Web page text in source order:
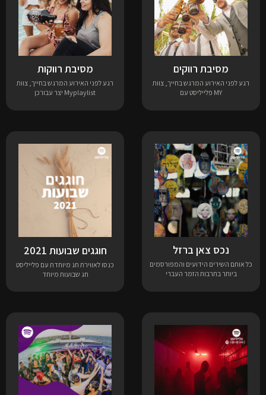
מסיבת רווקים
רגע לפני האירוע המרגש בחייך, צוות
MY פלייליסט עם
מסיבת רווקות
רגע לפני האירוע המרגש בחייך, צוות
Myplaylist יצר עבורכן
נכס צאן ברזל
כל אותם השירים הידועים והמפורסמים
ביותר בתרבות הזמר העברי
חוגגים שבועות 2021
כנסו לאווירת חג מיוחדת עם פלייליסט
חג שבועות מיוחד